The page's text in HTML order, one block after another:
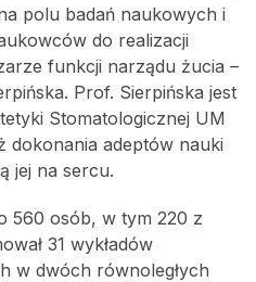
polu badań naukowych i
do realizacji
funkcji narządu żucia –
Prof. Sierpińska jest
Stomatologicznej UM
dokonania adeptów nauki
jej na sercu.
560 osób, w tym 220 z
31 wykładów
w dwóch równoległych